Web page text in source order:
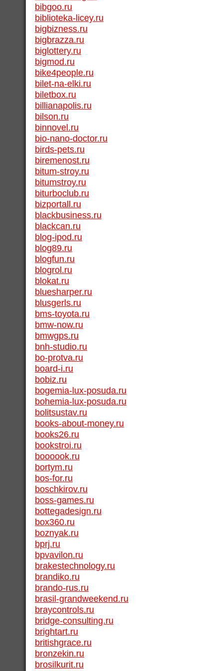
bibgoo.ru
biblioteka-licey.ru
bigbizness.ru
bigbrazza.ru
biglottery.ru
bigmod.ru
bike4people.ru
bilet-na-elki.ru
biletbox.ru
billianapolis.ru
bilson.ru
binnovel.ru
bio-nano-doctor.ru
birds-pets.ru
biremenost.ru
bitum-stroy.ru
bitumstroy.ru
biturboclub.ru
bizportall.ru
blackbusiness.ru
blackcan.ru
blog-ipod.ru
blog89.ru
blogfun.ru
blogrol.ru
blokat.ru
bluesharper.ru
blusgerls.ru
bms-toyota.ru
bmw-now.ru
bmwgps.ru
bnh-studio.ru
bo-protva.ru
board-i.ru
bobiz.ru
bogemia-lux-posuda.ru
bohemia-lux-posuda.ru
bolitsustav.ru
books-about-money.ru
books26.ru
bookstroi.ru
boooook.ru
bortym.ru
bos-for.ru
boschkirov.ru
boss-games.ru
bottegadesign.ru
box360.ru
boznyak.ru
bprj.ru
bpvavilon.ru
brakestechnology.ru
brandiko.ru
brando-rus.ru
brasil-grandweekend.ru
braycontrols.ru
bridge-consulting.ru
brightart.ru
britishgrace.ru
bronzekin.ru
brosilkurit.ru